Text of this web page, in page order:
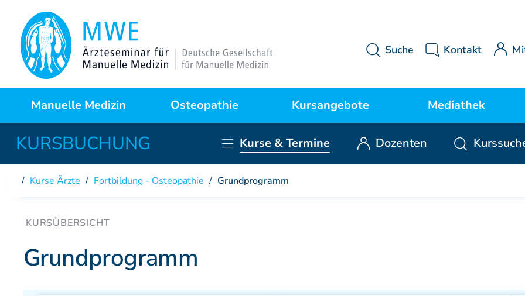
Suche Kontakt
Manuelle Medizin
Was ist das?
Osteopathie
Warum Osteopathie?
Kursangebote
Kurse Manuelle Medizin
Mediathek
MWE Aktuell
Kurse & Termine Dozenten
Kurse Ärzte / Fortbildung - Osteopathie / Grundprogramm
Grundprogramm